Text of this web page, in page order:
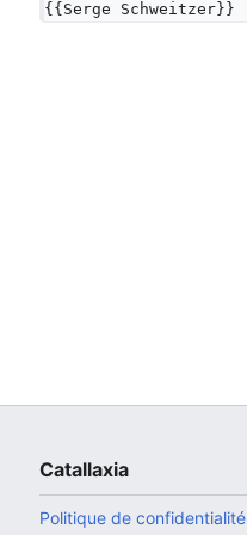
{{Serge Schweitzer}}
Catallaxia
Politique de confidentialité